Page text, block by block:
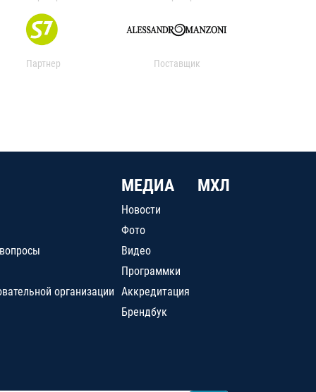
Партнер Поставщик
организации
МЕДИА
Новости
Фото
Видео
Программки
Аккредитация
Брендбук
МХЛ